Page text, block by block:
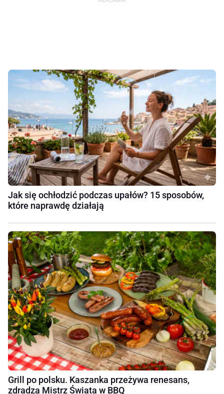
Jak się ochłodzić podczas upałów? 15 sposobów,
które naprawdę działają
Grill po polsku. Kaszanka przeżywa renesans,
zdradza Mistrz Świata w BBQ